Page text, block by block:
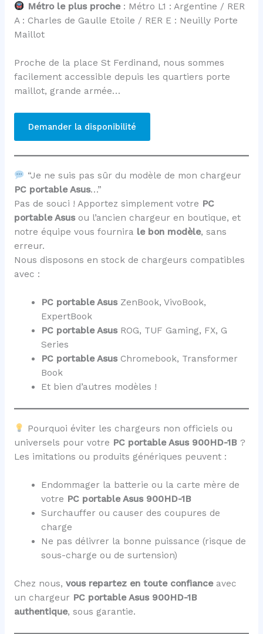
Métro le plus proche: Métro L1 : Argentine / RER
A : Charles de Gaulle Etoile / RER E : Neuilly Porte
Maillot
Proche de la place St Ferdinand, nous sommes
facilement accessible depuis les quartiers porte
maillot, grande armée…
Demander la disponibilité
“Je ne suis pas sûr du modèle de mon chargeur
PC portable Asus…”
Pas de souci ! Apportez simplement votre PC
portable Asus ou l’ancien chargeur en boutique, et
notre équipe vous fournira le bon modèle, sans
erreur.
Nous disposons en stock de chargeurs compatibles
avec :
PC portable Asus ZenBook, VivoBook,
ExpertBook
PC portable Asus ROG, TUF Gaming, FX, G
Series
PC portable Asus Chromebook, Transformer
Book
Et bien d’autres modèles !
Pourquoi éviter les chargeurs non officiels ou
universels pour votre PC portable Asus 900HD-1B?
Les imitations ou produits génériques peuvent :
Endommager la batterie ou la carte mère de
votre PC portable Asus 900HD-1B
Surchauffer ou causer des coupures de
charge
Ne pas délivrer la bonne puissance (risque de
sous-charge ou de surtension)
Chez nous, vous repartez en toute confianceavec
un chargeur PC portable Asus 900HD-1B
authentique, sous garantie.